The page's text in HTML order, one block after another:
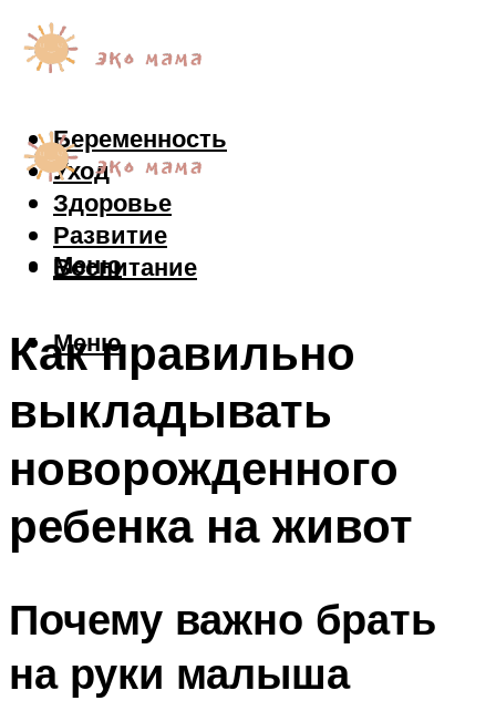
Беременность
Уход
Здоровье
Развитие
Воспитание
Меню
Меню
Как правильно
выкладывать
новорожденного
ребенка на живот
Почему важно брать
на руки малыша